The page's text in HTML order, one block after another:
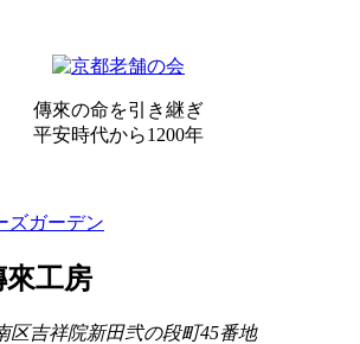
傳來の命を引き継ぎ
平安時代から1200年
区吉祥院新田弐の段町45番地